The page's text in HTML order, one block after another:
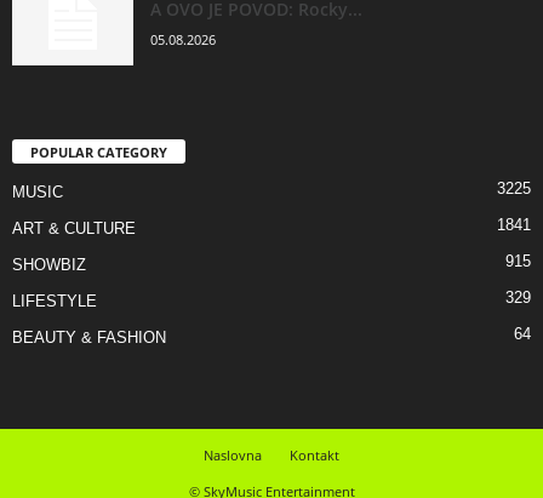
A OVO JE POVOD: Rocky...
05.08.2026
POPULAR CATEGORY
MUSIC 3225
ART & CULTURE 1841
SHOWBIZ 915
LIFESTYLE 329
BEAUTY & FASHION 64
Naslovna
Kontakt
© SkyMusic Entertainment